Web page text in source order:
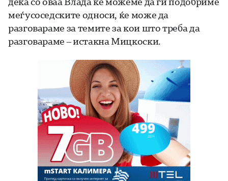
меѓусоседските односи, ќе може да
разговараме за темите за кои што треба да
разговараме – истакна Мицкоски.